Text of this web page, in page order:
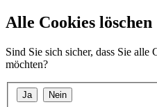
Alle Cookies löschen
Sind Sie sich sicher, dass Sie alle
möchten?